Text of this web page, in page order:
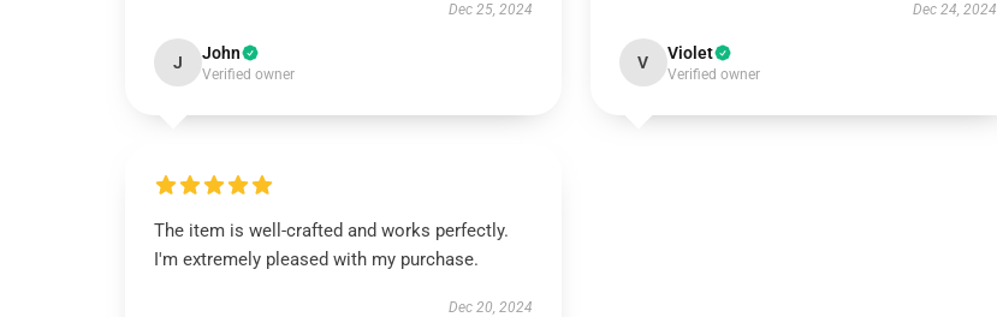
Dec 25, 2024
J John
Verified owner
Dec 24, 2024
V Violet
Verified owner
The item is well-crafted and works perfectly.
I'm extremely pleased with my purchase.
Dec 20, 2024